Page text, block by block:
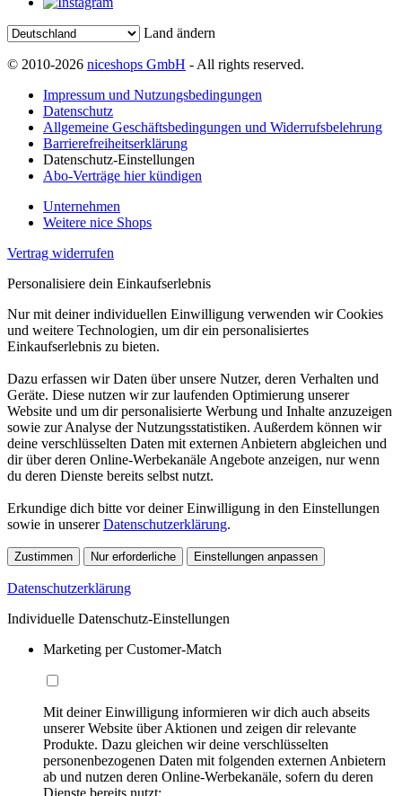
Land ändern
© 2010-2026 niceshops GmbH - All rights reserved.
Impressum und Nutzungsbedingungen
Datenschutz
Allgemeine Geschäftsbedingungen und Widerrufsbelehrung
Barrierefreiheitserklärung
Datenschutz-Einstellungen
Abo-Verträge hier kündigen
Unternehmen
Weitere nice Shops
Vertrag widerrufen
Personalisiere dein Einkaufserlebnis
Nur mit deiner individuellen Einwilligung verwenden wir Cookies
und weitere Technologien, um dir ein personalisiertes
Einkaufserlebnis zu bieten.
Dazu erfassen wir Daten über unsere Nutzer, deren Verhalten und
Geräte. Diese nutzen wir zur laufenden Optimierung unserer
Website und um dir personalisierte Werbung und Inhalte anzuzeigen
sowie zur Analyse der Nutzungsstatistiken. Außerdem können wir
deine verschlüsselten Daten mit externen Anbietern abgleichen und
dir über deren Online-Werbekanäle Angebote anzeigen, nur wenn
du deren Dienste bereits selbst nutzt.
Erkundige dich bitte vor deiner Einwilligung in den Einstellungen
sowie in unsererDatenschutzerklärung.
Zustimmen Nur erforderliche Einstellungen anpassen
Datenschutzerklärung
Individuelle Datenschutz-Einstellungen
Marketing per Customer-Match
Mit deiner Einwilligung informieren wir dich auch abseits
unserer Website über Aktionen und zeigen dir relevante
Produkte. Dazu gleichen wir deine verschlüsselten
personenbezogenen Daten mit folgenden externen Anbietern
ab und nutzen deren Online-Werbekanäle, sofern du deren